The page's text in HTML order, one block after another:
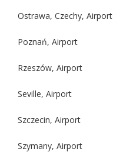
Ostrawa, Czechy, Airport
Poznań, Airport
Rzeszów, Airport
Seville, Airport
Szczecin, Airport
Szymany, Airport